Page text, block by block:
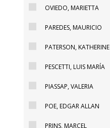
OVIEDO, MARIETTA
PAREDES, MAURICIO
PATERSON, KATHERINE
PESCETTI, LUIS MARÍA
PIASSAP, VALERIA
POE, EDGAR ALLAN
PRINS, MARCEL